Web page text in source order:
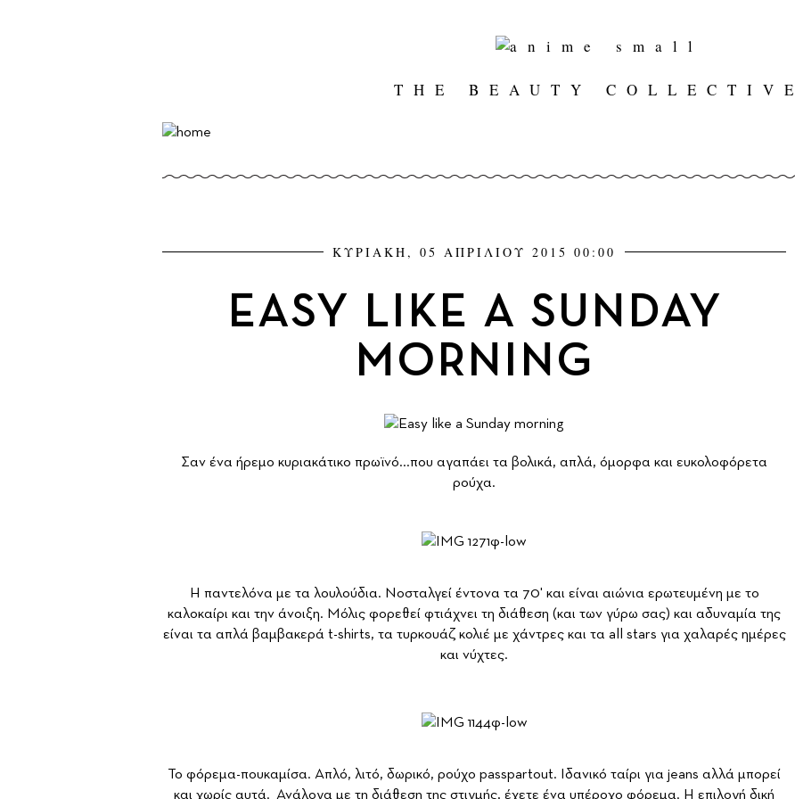
THE BEAUTY COLLECTIVE
ΚΥΡΙΑΚΗ, 05 ΑΠΡΙΛΙΟΥ 2015 00:00
EASY LIKE A SUNDAY
MORNING
Σαν ένα ήρεμο κυριακάτικο πρωϊνό...που αγαπάει τα βολικά, απλά, όμορφα και ευκολοφόρετα
ρούχα.
Η παντελόνα με τα λουλούδια. Νοσταλγεί έντονα τα 70' και είναι αιώνια ερωτευμένη με το
καλοκαίρι και την άνοιξη. Μόλις φορεθεί φτιάχνει τη διάθεση (και των γύρω σας) και αδυναμία της
είναι τα απλά βαμβακερά t-shirts, τα τυρκουάζ κολιέ με χάντρες και τα all stars για χαλαρές ημέρες
και νύχτες.
Το φόρεμα-πουκαμίσα. Απλό, λιτό, δωρικό, ρούχο passpartout. Ιδανικό ταίρι για jeans αλλά μπορεί
και χωρίς αυτά. Ανάλογα με τη διάθεση της στιγμής, έχετε ένα υπέροχο φόρεμα. Η επιλογή δική